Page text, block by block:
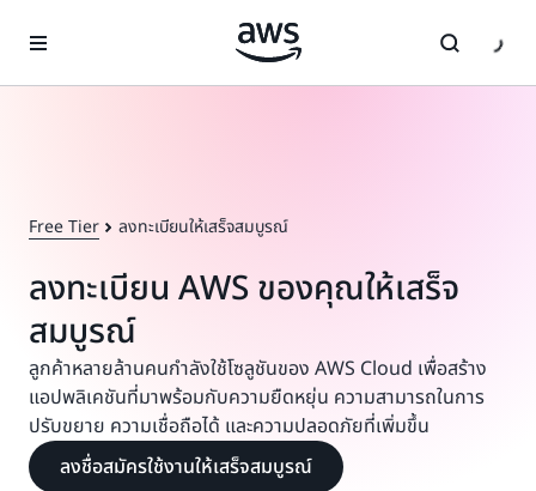
Free Tier ลงทะเบียนให้เสร็จสมบูรณ์
ลงทะเบียน AWS ของคุณให้เสร็จ
สมบูรณ์
ลูกค้าหลายล้านคนกำลังใช้โซลูชันของ AWS Cloud เพื่อสร้าง
แอปพลิเคชันที่มาพร้อมกับความยืดหยุ่น ความสามารถในการ
ปรับขยาย ความเชื่อถือได้ และความปลอดภัยที่เพิ่มขึ้น
ลงชื่อสมัครใช้งานให้เสร็จสมบูรณ์